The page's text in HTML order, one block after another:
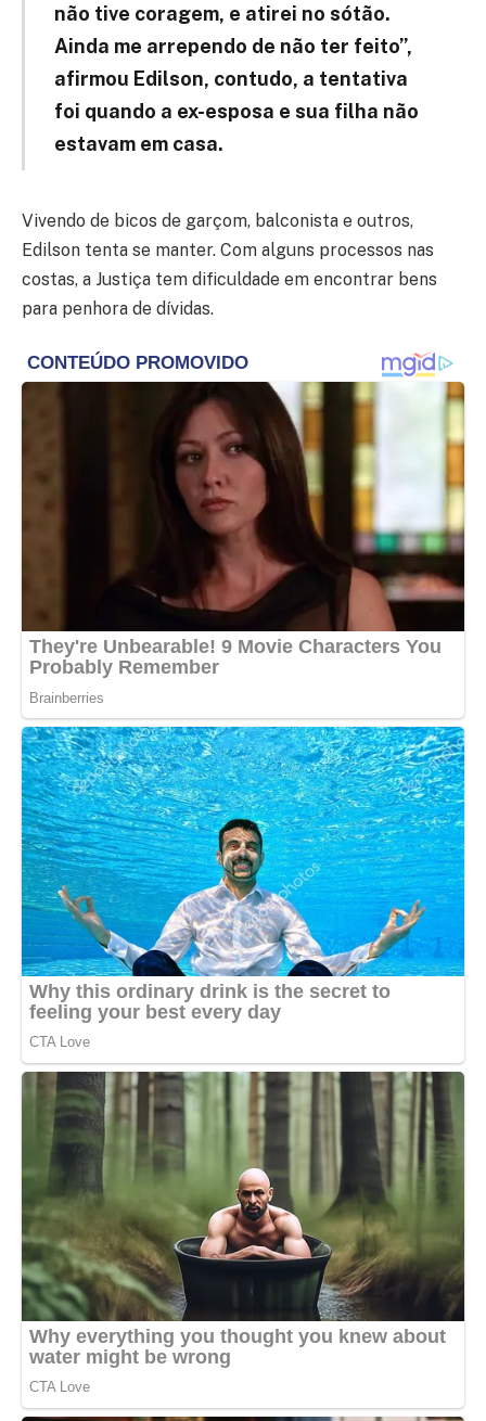
não tive coragem, e atirei no sótão.
Ainda me arrependo de não ter feito”,
afirmou Edilson, contudo, a tentativa
foi quando a ex-esposa e sua filha não
estavam em casa.
Vivendo de bicos de garçom, balconista e outros,
Edilson tenta se manter. Com alguns processos nas
costas, a Justiça tem dificuldade em encontrar bens
para penhora de dívidas.